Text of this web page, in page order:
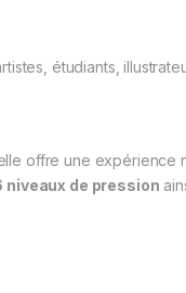
étudiants,
offre une expérience
niveaux de pression